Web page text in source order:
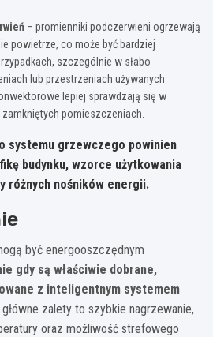
– promienniki podczerwieni ogrzewają
powietrze, co może być bardziej
szczególnie w słabo
lub przestrzeniach używanych
lepiej sprawdzają się w
pomieszczeniach.
systemu grzewczego powinien
budynku, wzorce użytkowania
różnych nośników energii.
być energooszczędnym
gdy są właściwie dobrane,
z inteligentnym systemem
główne zalety to szybkie nagrzewanie,
oraz możliwość strefowego